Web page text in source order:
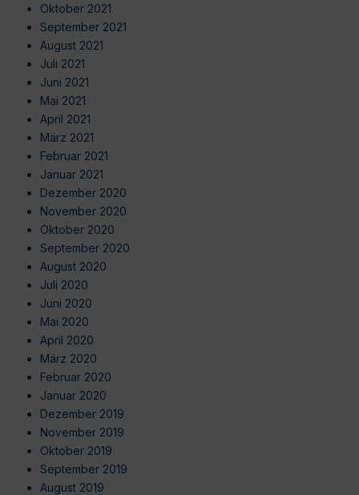
Oktober 2021
September 2021
August 2021
Juli 2021
Juni 2021
Mai 2021
April 2021
März 2021
Februar 2021
Januar 2021
Dezember 2020
November 2020
Oktober 2020
September 2020
August 2020
Juli 2020
Juni 2020
Mai 2020
April 2020
März 2020
Februar 2020
Januar 2020
Dezember 2019
November 2019
Oktober 2019
September 2019
August 2019